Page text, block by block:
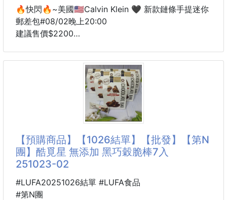
相較於海鹽，無海洋污染之慮，更為珍貴、健康。
🔥礦物質成份比一般鹽較多 鈣高出約29.5倍、鎂高出
15倍、鐵高出388倍、鉀高出2.9倍。
★能突顯食材美
★檢驗合格, 天然純淨無污染
🔥快閃🔥~美國🇺🇸Calvin Klein 🖤 新款鏈條手提迷你
郵差包#08/02晚上20:00
建議售價$2200
🤩黑金就是大氣🙌🏻🙌🏻
夏天就是要有可愛的鏈條迷你包呀！🌞
✔️手提✔️鏈條單肩✔️側背都好看～
#鏈條單肩也太淑女～😍
荔枝紋軟皮革手感～不怕刮也不怕髒‼️
Pro max 📱、中夾、短夾都可以輕鬆入
【預購商品】【1026結單】【批發】【第N
團】酷覓星 無添加 黑巧穀脆棒7入
251023-02
#LUFA20251026結單 #LUFA食品
#第N團